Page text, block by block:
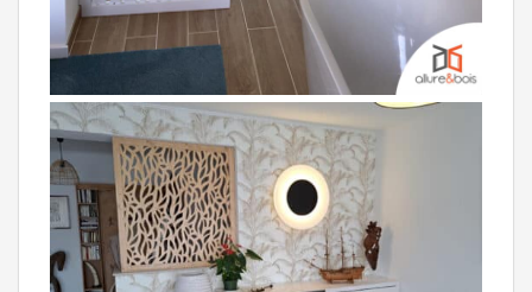
De la cuisine à la salle de bain : retrouvez les
dernières créations du claustra Lamia ! - Laisser un
commentaire